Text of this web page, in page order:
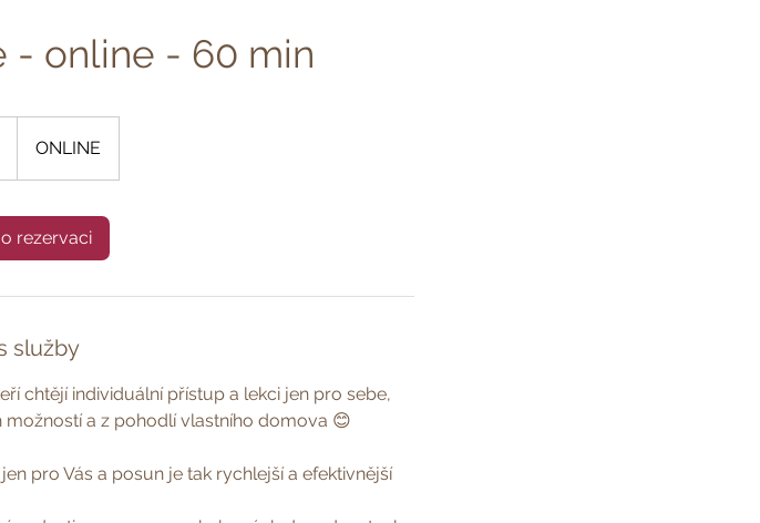
- online - 60 min
ONLINE
rezervaci
služby
chtějí individuální přístup a lekci jen pro sebe,
a z pohodlí vlastního domova 😊
pro Vás a posun je tak rychlejší a efektivnější